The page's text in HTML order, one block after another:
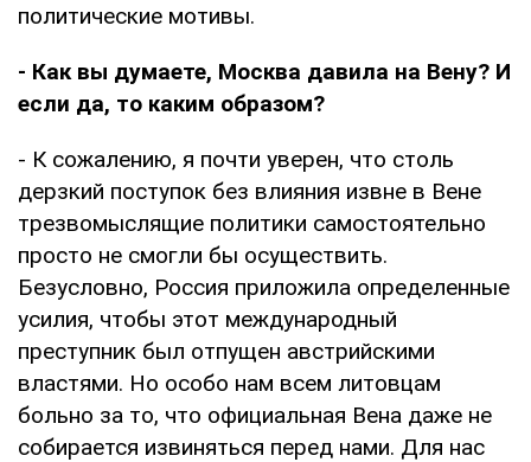
политические мотивы.
- Как вы думаете, Москва давила на Вену? И
если да, то каким образом?
- К сожалению, я почти уверен, что столь
дерзкий поступок без влияния извне в Вене
трезвомыслящие политики самостоятельно
просто не смогли бы осуществить.
Безусловно, Россия приложила определенные
усилия, чтобы этот международный
преступник был отпущен австрийскими
властями. Но особо нам всем литовцам
больно за то, что официальная Вена даже не
собирается извиняться перед нами. Для нас